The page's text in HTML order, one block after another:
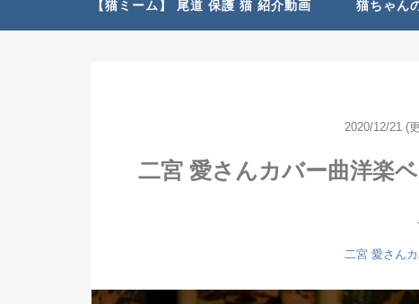
【猫ミーム】 尾道 保護 猫 紹介動画 猫ちゃん
2020/12/21 (
二宮 愛さんカバー曲洋楽
二宮 愛さん